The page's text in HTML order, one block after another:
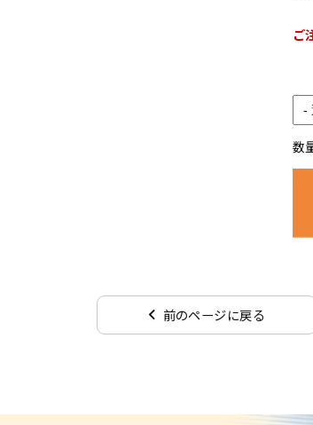
ご
数
前のページに戻る